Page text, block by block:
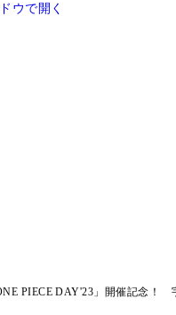
ウで開く
PIECE DAY'23」開催記念！